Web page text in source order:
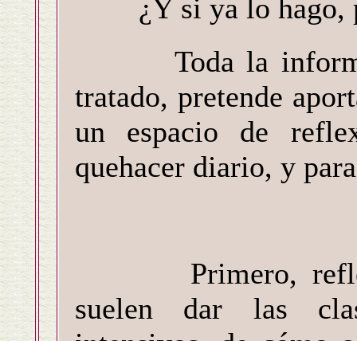
¿Y si ya lo hago,
Toda la
tratado, pretende
un espacio de
quehacer diario, y
Primero,
suelen dar las